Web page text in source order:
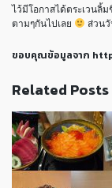
ไว้มีโอกาสได้ตระเวนลิ้
ตามๆกันไปเลย
ส่วน
ขอบคุณข้อมูลจาก
Related Posts